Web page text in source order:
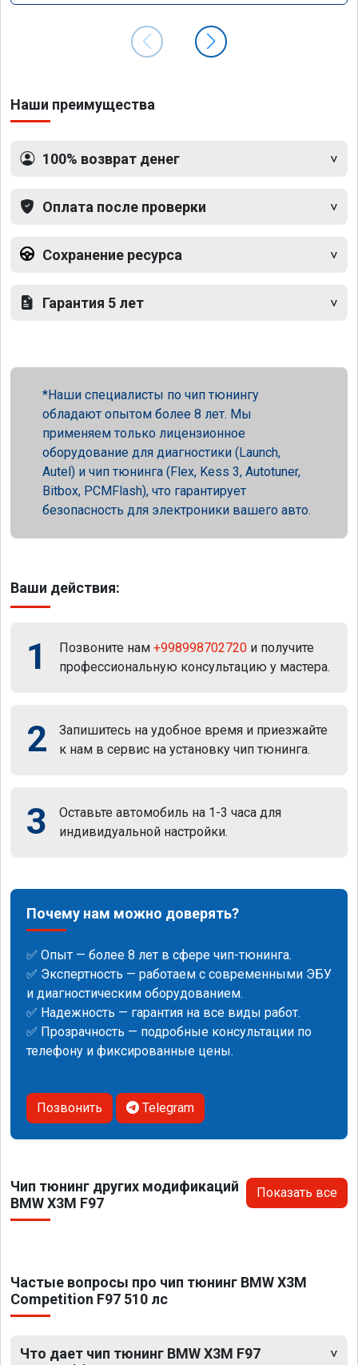
Наши преимущества
100% возврат денег
Оплата после проверки
Сохранение ресурса
Гарантия 5 лет
Наши специалисты по чип тюнингу
обладают опытом более 8 лет. Мы
применяем только лицензионное
оборудование для диагностики (Launch,
Autel) и чип тюнинга (Flex, Kess 3, Autotuner,
Bitbox, PCMFlash), что гарантирует
безопасность для электроники вашего авто.
Ваши действия:
1 Позвоните нам +998998702720 и получите
профессиональную консультацию у мастера.
2
Запишитесь на удобное время и приезжайте
к нам в сервис на установку чип тюнинга.
3
Оставьте автомобиль на 1-3 часа для
индивидуальной настройки.
Почему нам можно доверять?
✅ Опыт — более 8 лет в сфере чип-тюнинга.
✅ Экспертность — работаем с современными ЭБУ
и диагностическим оборудованием.
✅ Надежность — гарантия на все виды работ.
✅ Прозрачность — подробные консультации по
телефону и фиксированные цены.
Позвонить Telegram
Чип тюнинг других модификаций
BMW X3M F97
Показать все
Частые вопросы про чип тюнинг BMW X3M
Competition F97 510 лс
Что дает чип тюнинг BMW X3M F97